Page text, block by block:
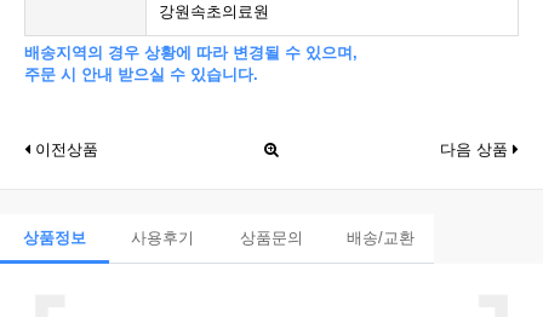
강원속초의료원
배송지역의 경우 상황에 따라 변경될 수 있으며,
주문 시 안내 받으실 수 있습니다.
이전상품 다음 상품
상품정보 사용후기 상품문의 배송/교환